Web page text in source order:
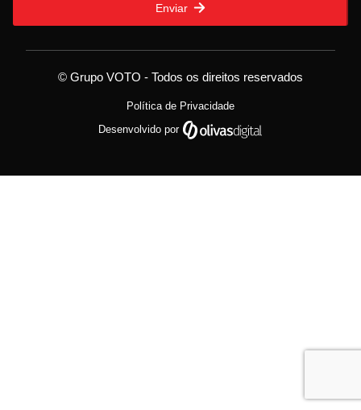
Enviar
© Grupo VOTO - Todos os direitos reservados
Política de Privacidade
Desenvolvido por